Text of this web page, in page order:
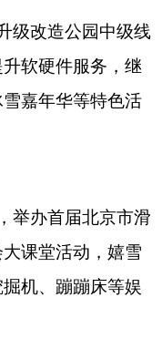
级改造公园中级线
软硬件服务，继
嘉年华等特色活
举办首届北京市滑
课堂活动，嬉雪
机、蹦蹦床等娱